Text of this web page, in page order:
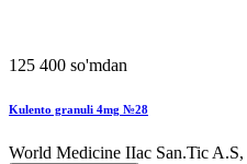
125 400 so'mdan
Kulento granuli 4mg №28
World Мedicine IIac San.Tic A.S,